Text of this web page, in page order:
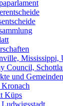
Mississippi,
Council,
und Gemeinden
Kronach
Küps
Ludwigsstadt